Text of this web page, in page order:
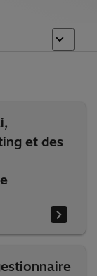
et des